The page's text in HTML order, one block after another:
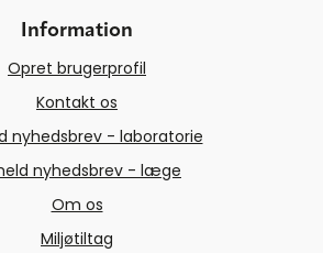
Information
Opret brugerprofil
Kontakt os
nyhedsbrev - laboratorie
nyhedsbrev - læge
Om os
Miljøtiltag